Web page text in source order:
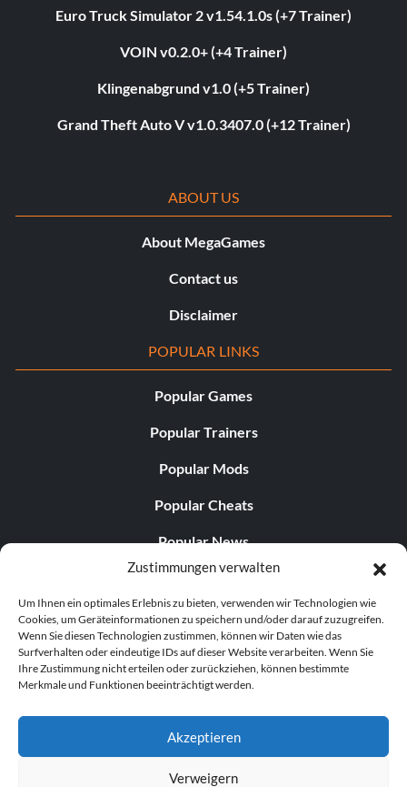
Zustimmungen verwalten
Um Ihnen ein optimales Erlebnis zu bieten, verwenden wir Technologien wie
Cookies, um Geräteinformationen zu speichern und/oder darauf zuzugreifen.
Wenn Sie diesen Technologien zustimmen, können wir Daten wie das
Surfverhalten oder eindeutige IDs auf dieser Website verarbeiten. Wenn Sie
Ihre Zustimmung nicht erteilen oder zurückziehen, können bestimmte
Merkmale und Funktionen beeinträchtigt werden.
Akzeptieren
Verweigern
Euro Truck Simulator 2 v1.54.1.0s (+7 Trainer)
VOIN v0.2.0+ (+4 Trainer)
Klingenabgrund v1.0 (+5 Trainer)
Grand Theft Auto V v1.0.3407.0 (+12 Trainer)
ABOUT US
About MegaGames
Contact us
Disclaimer
POPULAR LINKS
Popular Games
Popular Trainers
Popular Mods
Popular Cheats
Popular News
Popular Editorials
Popular Free Games
LATEST UPDATES